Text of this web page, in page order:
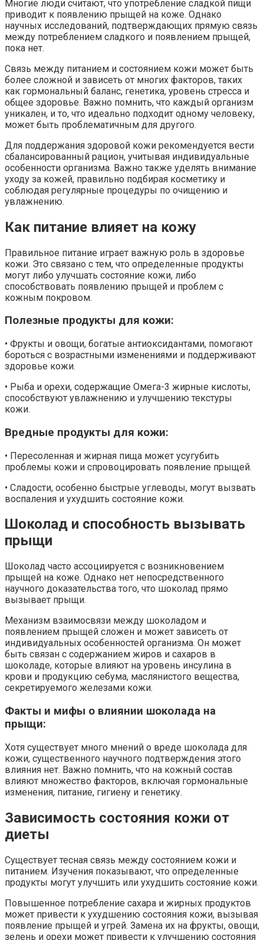
Многие люди считают, что употребление сладкой пищи
приводит к появлению прыщей на коже. Однако
научных исследований, подтверждающих прямую связь
между потреблением сладкого и появлением прыщей,
пока нет.
Связь между питанием и состоянием кожи может быть
более сложной и зависеть от многих факторов, таких
как гормональный баланс, генетика, уровень стресса и
общее здоровье. Важно помнить, что каждый организм
уникален, и то, что идеально подходит одному человеку,
может быть проблематичным для другого.
Для поддержания здоровой кожи рекомендуется вести
сбалансированный рацион, учитывая индивидуальные
особенности организма. Важно также уделять внимание
уходу за кожей, правильно подбирая косметику и
соблюдая регулярные процедуры по очищению и
увлажнению.
Как питание влияет на кожу
Правильное питание играет важную роль в здоровье
кожи. Это связано с тем, что определенные продукты
могут либо улучшать состояние кожи, либо
способствовать появлению прыщей и проблем с
кожным покровом.
Полезные продукты для кожи:
• Фрукты и овощи, богатые антиоксидантами, помогают
бороться с возрастными изменениями и поддерживают
здоровье кожи.
• Рыба и орехи, содержащие Омега-3 жирные кислоты,
способствуют увлажнению и улучшению текстуры
кожи.
Вредные продукты для кожи:
• Пересоленная и жирная пища может усугубить
проблемы кожи и спровоцировать появление прыщей.
• Сладости, особенно быстрые углеводы, могут вызвать
воспаления и ухудшить состояние кожи.
Шоколад и способность вызывать
прыщи
Шоколад часто ассоциируется с возникновением
прыщей на коже. Однако нет непосредственного
научного доказательства того, что шоколад прямо
вызывает прыщи.
Механизм взаимосвязи между шоколадом и
появлением прыщей сложен и может зависеть от
индивидуальных особенностей организма. Он может
быть связан с содержанием жиров и сахаров в
шоколаде, которые влияют на уровень инсулина в
крови и продукцию себума, маслянистого вещества,
секретируемого железами кожи.
Факты и мифы о влиянии шоколада на
прыщи:
Хотя существует много мнений о вреде шоколада для
кожи, существенного научного подтверждения этого
влияния нет. Важно помнить, что на кожный состав
влияют множество факторов, включая гормональные
изменения, питание, гигиену и генетику.
Зависимость состояния кожи от
диеты
Существует тесная связь между состоянием кожи и
питанием. Изучения показывают, что определенные
продукты могут улучшить или ухудшить состояние кожи.
Повышенное потребление сахара и жирных продуктов
может привести к ухудшению состояния кожи, вызывая
появление прыщей и угрей. Замена их на фрукты, овощи,
зелень и орехи может привести к улучшению состояния